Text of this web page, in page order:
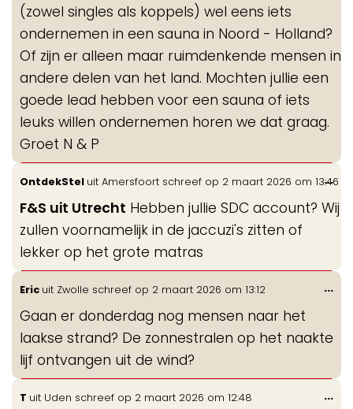
(zowel singles als koppels) wel eens iets
ondernemen in een sauna in Noord - Holland?
Of zijn er alleen maar ruimdenkende mensen in
andere delen van het land. Mochten jullie een
goede lead hebben voor een sauna of iets
leuks willen ondernemen horen we dat graag.
Groet N & P
OntdekStel uit Amersfoort schreef op 2 maart 2026 om 13:46
F&S uit Utrecht Hebben jullie SDC account? Wij
zullen voornamelijk in de jaccuzi's zitten of
lekker op het grote matras
...
Eric uit Zwolle schreef op 2 maart 2026 om 13:12
Gaan er donderdag nog mensen naar het
laakse strand? De zonnestralen op het naakte
lijf ontvangen uit de wind?
...
T uit Uden schreef op 2 maart 2026 om 12:48 ...